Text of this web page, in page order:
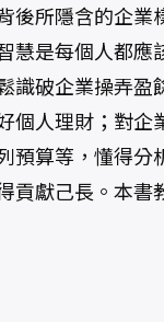
後所隱含的企業
慧是每個人都
識破企業操弄
個人理財；對
預算等，懂得
貢獻己長。本